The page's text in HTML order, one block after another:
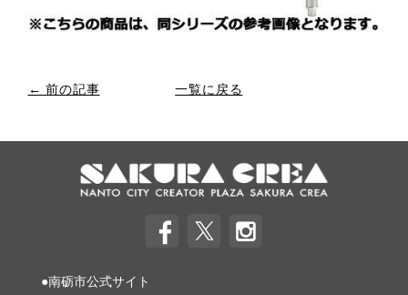
← 前の記事 一覧に戻る
●南砺市公式サイト